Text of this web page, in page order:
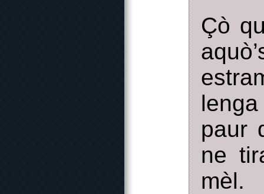
Çò
paur
ne
mèl.